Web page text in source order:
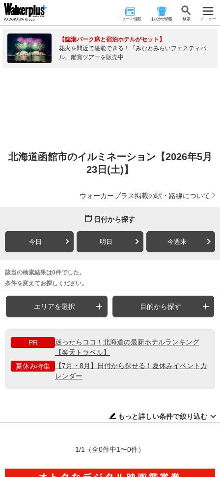
ニュース･連載 おでかけ情報 検 索 メニュー
【臨港パーク席と宿泊ホテルがセット】
花火を間近で堪能できる！「みなとみらいフェスティバ
ル」鑑賞ツアーを販売中
北海道函館市のイルミネーション【2026年5月
23日(土)】
ウォーカープラス掲載の駅・路線について
日付から探す
今日 明日 今週末
該当の検索結果は0件でした。
条件を変えてお探しください。
エリアを選択 目的から探す
PR
迷ったらココ！北海道の最新ホテルランキング
【楽天トラベル】
夏休み特集
【7月・8月】日付から探せる！夏休みイベントカ
レンダー
もっと詳しい条件で絞り込む
1/1 （全0件中1〜0件）